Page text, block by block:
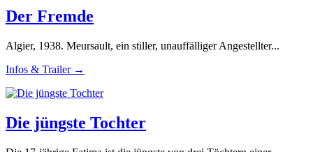
Der Fremde
Algier, 1938. Meursault, ein stiller, unauffälliger Angestellter...
Infos & Trailer →
Die jüngste Tochter